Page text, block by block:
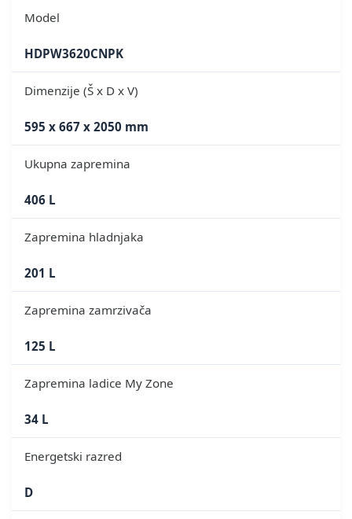
Model
HDPW3620CNPK
Dimenzije (Š x D x V)
595 x 667 x 2050 mm
Ukupna zapremina
406 L
Zapremina hladnjaka
201 L
Zapremina zamrzivača
125 L
Zapremina ladice My Zone
34 L
Energetski razred
D